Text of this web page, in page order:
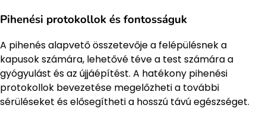
Pihenési protokollok és fontosságuk
A pihenés alapvető összetevője a felépülésnek a
kapusok számára, lehetővé téve a test számára a
gyógyulást és az újjáépítést. A hatékony pihenési
protokollok bevezetése megelőzheti a további
sérüléseket és elősegítheti a hosszú távú egészséget.